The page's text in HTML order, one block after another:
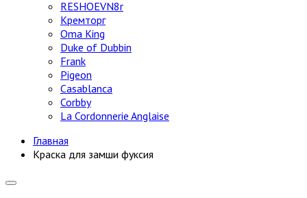
RESHOEVN8r
Кремторг
Oma King
Duke of Dubbin
Frank
Pigeon
Casablanca
Corbby
La Cordonnerie Anglaise
Главная
Краска для замши фуксия